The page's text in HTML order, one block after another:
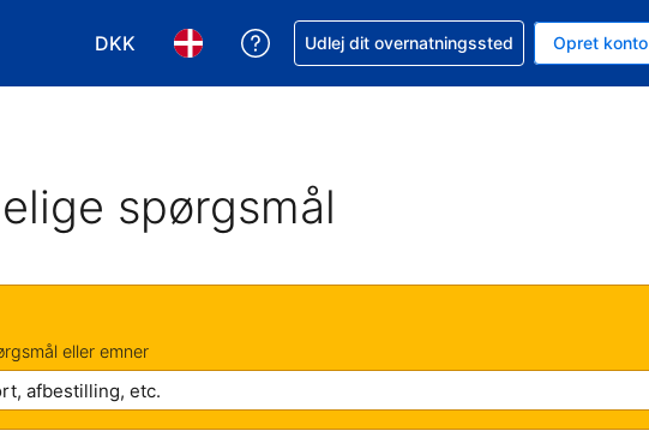
DKK
Vælg valuta. Din nuværende valuta er Danske kroner
Vælg sprog. Dit nuværende sprog er Dansk
Få hjælp til en booking
Udlej dit overnatningssted Opret konto
spørgsmål
eller emner